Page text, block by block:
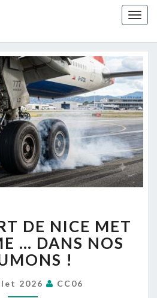
DE
NICE MET
LA
GOMME
…
DANS
DE NICE MET
… DANS NOS
!
2026 CC06